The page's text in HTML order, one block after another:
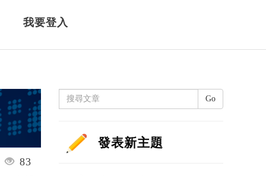
我要登入
83
Go
發表新主題